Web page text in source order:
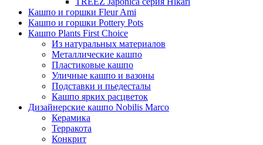
Кашпо и горшки Fleur Ami
Кашпо и горшки Pottery Pots
Кашпо Plants First Choice
Из натуральных материалов
Металлические кашпо
Пластиковые кашпо
Уличные кашпо и вазоны
Подставки и пьедесталы
Кашпо ярких расцветок
Дизайнерские кашпо Nobilis Marco
Керамика
Терракота
Конкрит